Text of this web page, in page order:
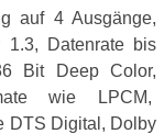
auf 4 Ausgänge,
1.3, Datenrate bis
Bit Deep Color,
wie LPCM,
DTS Digital, Dolby